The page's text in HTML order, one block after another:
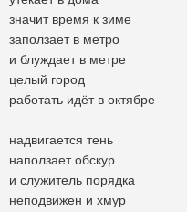
значит время к зиме
заползает в метро
и блуждает в метре
целый город
работать идёт в октябре
надвигается тень
наползает обскур
и служитель порядка
неподвижен и хмур